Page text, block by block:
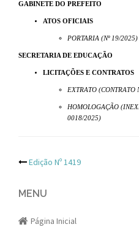
GABINETE DO PREFEITO
ATOS OFICIAIS
PORTARIA (Nº 19/2025)
SECRETARIA DE EDUCAÇÃO
LICITAÇÕES E CONTRATOS
EXTRATO (CONTRATO
HOMOLOGAÇÃO
0018/2025)
Post
navigation
Edição Nº 1419
MENU
Página Inicial